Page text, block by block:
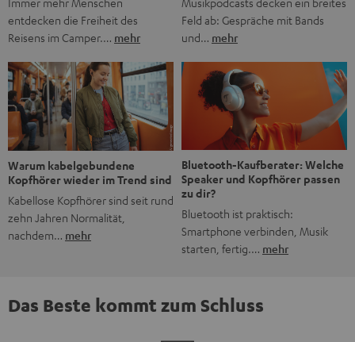
entdecken die Freiheit des
Reisens im Camper.… mehr
Feld ab: Gespräche mit Bands
und… mehr
Warum kabelgebundene
Kopfhörer wieder im Trend sind
Kabellose Kopfhörer sind seit rund
zehn Jahren Normalität,
nachdem… mehr
Bluetooth-Kaufberater: Welche
Speaker und Kopfhörer passen
zu dir?
Bluetooth ist praktisch:
Smartphone verbinden, Musik
starten, fertig.… mehr
Das Beste kommt zum Schluss